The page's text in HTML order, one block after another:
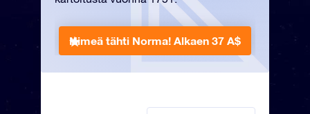
Nimeä tähti Norma! Alkaen 37 A$